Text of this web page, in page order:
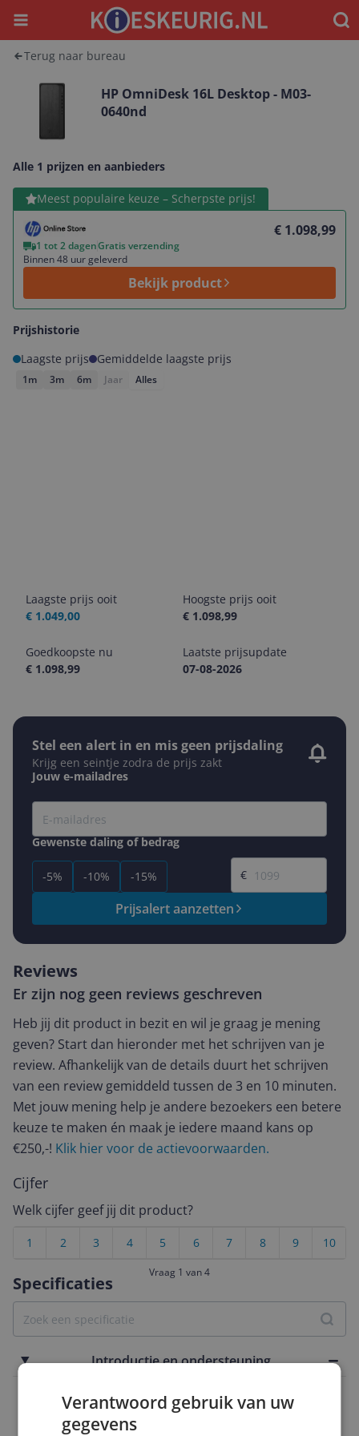
Menu
Terug naar bureau
HP OmniDesk 16L Desktop - M03-
0640nd
Alle 1 prijzen en aanbieders
Meest populaire keuze – Scherpste prijs!
€ 1.098,99
1 tot 2 dagenGratis verzending
Binnen 48 uur geleverd
Bekijk product
Bekijk product
Prijshistorie
Laagste prijs
Gemiddelde laagste prijs
1m 3m 6m Jaar Alles
Laagste prijs ooit
€ 1.049,00
Hoogste prijs ooit
€ 1.098,99
Goedkoopste nu
€ 1.098,99
Laatste prijsupdate
07-08-2026
Stel een alert in en mis geen prijsdaling
Krijg een seintje zodra de prijs zakt
Jouw e-mailadres
Gewenste daling of bedrag
-5% -10% -15%
Gewenste prijs
€
Prijsalert aanzetten
Specificaties
Introductie en ondersteuning
Ondersteuning met updates
Reviews
Er zijn nog geen reviews geschreven
Heb jij dit product in bezit en wil je graag je mening
geven? Start dan hieronder met het schrijven van je
review. Afhankelijk van de details duurt het schrijven
van een review gemiddeld tussen de 3 en 10 minuten.
Met jouw mening help je andere bezoekers een betere
keuze te maken én maak je iedere maand kans op
€250,-! Klik hier voor de actievoorwaarden.
Cijfer
Welk cijfer geef jij dit product?
10
9
8
7
6
5
4
3
2
1
Vraag 1 van 4
Verantwoord gebruik van uw
gegevens